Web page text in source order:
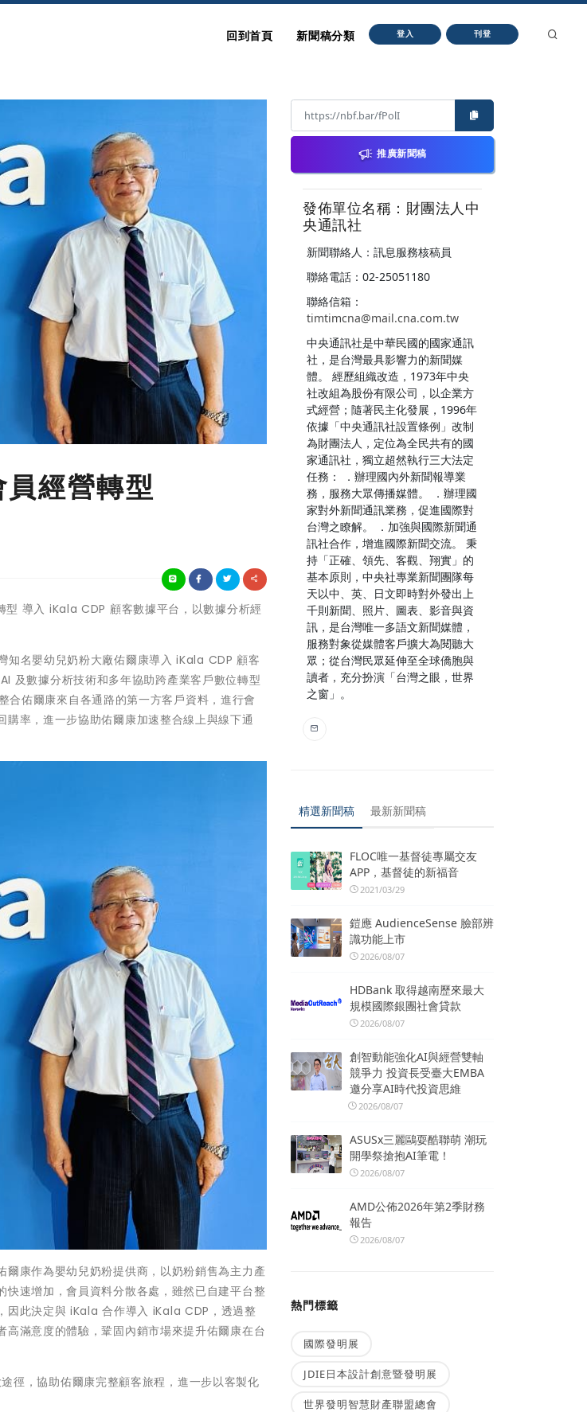
回到首頁 新聞稿分類 登入 刊登
經營轉型
導入 iKala CDP 顧客數據平台，以數據分析經
知名嬰幼兒奶粉大廠佑爾康導入 iKala CDP 顧客
數據分析技術和多年協助跨產業客戶數位轉型
佑爾康來自各通路的第一方客戶資料，進行會
率，進一步協助佑爾康加速整合線上與線下通
康作為嬰幼兒奶粉提供商，以奶粉銷售為主力產
速增加，會員資料分散各處，雖然已自建平台整
因此決定與 iKala 合作導入 iKala CDP，透過整
滿意度的體驗，鞏固內銷市場來提升佑爾康在台
徑，協助佑爾康完整顧客旅程，進一步以客製化
推廣新聞稿
發佈單位名稱：財團法人中
央通訊社
新聞聯絡人：訊息服務核稿員
聯絡電話：02-25051180
聯絡信箱：
timtimcna@mail.cna.com.tw
中央通訊社是中華民國的國家通訊
社，是台灣最具影響力的新聞媒
體。 經歷組織改造，1973年中央
社改組為股份有限公司，以企業方
式經營；隨著民主化發展，1996年
依據「中央通訊社設置條例」改制
為財團法人，定位為全民共有的國
家通訊社，獨立超然執行三大法定
任務： ．辦理國內外新聞報導業
務，服務大眾傳播媒體。 ．辦理國
家對外新聞通訊業務，促進國際對
台灣之瞭解。 ．加強與國際新聞通
訊社合作，增進國際新聞交流。 秉
持「正確、領先、客觀、翔實」的
基本原則，中央社專業新聞團隊每
天以中、英、日文即時對外發出上
千則新聞、照片、圖表、影音與資
訊，是台灣唯一多語文新聞媒體，
服務對象從媒體客戶擴大為閱聽大
眾；從台灣民眾延伸至全球僑胞與
讀者，充分扮演「台灣之眼，世界
之窗」。
精選新聞稿 最新新聞稿
FLOC唯一基督徒專屬交友
APP，基督徒的新福音
2021/03/29
鎧應 AudienceSense 臉部辨
識功能上市
2026/08/07
HDBank 取得越南歷來最大
規模國際銀團社會貸款
2026/08/07
創智動能強化AI與經營雙軸
競爭力 投資長受臺大EMBA
邀分享AI時代投資思維
2026/08/07
ASUSx三麗鷗耍酷聯萌 潮玩
開學祭搶抱AI筆電！
2026/08/07
AMD公佈2026年第2季財務
報告
2026/08/07
熱門標籤
國際發明展
JDIE日本設計創意暨發明展
世界發明智慧財產聯盟總會